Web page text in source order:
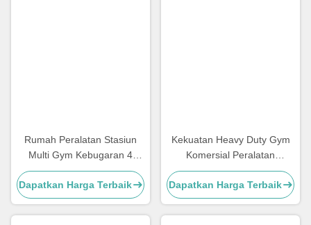
Rumah Peralatan Stasiun
Multi Gym Kebugaran 4
Stasiun Peralatan Multi Gym
Dapatkan Harga Terbaik
Kekuatan Heavy Duty Gym
Komersial Peralatan
Kebugaran Mesin Multi
Smith
Dapatkan Harga Terbaik